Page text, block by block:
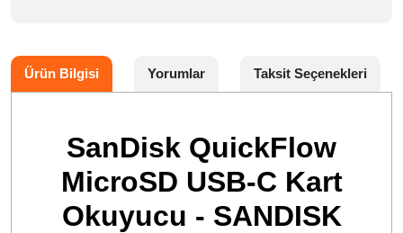
Ürün Bilgisi Yorumlar Taksit Seçenekleri
SanDisk QuickFlow
MicroSD USB-C Kart
Okuyucu - SANDISK